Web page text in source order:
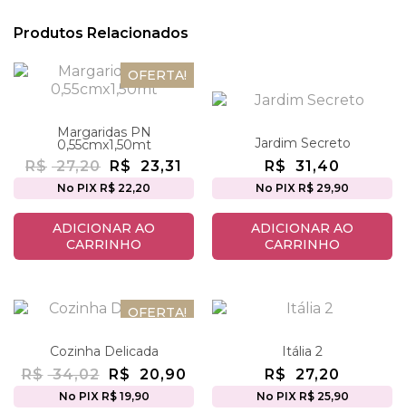
Produtos Relacionados
OFERTA!
Margaridas PN
0,55cmx1,50mt
R$ 27,20 R$ 23,31
No PIX R$ 22,20
ADICIONAR AO
CARRINHO
Jardim Secreto
R$ 31,40
No PIX R$ 29,90
ADICIONAR AO
CARRINHO
OFERTA!
Cozinha Delicada
R$ 34,02 R$ 20,90
No PIX R$ 19,90
Itália 2
R$ 27,20
No PIX R$ 25,90